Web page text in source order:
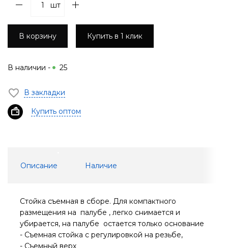
шт
В корзину Купить в 1 клик
В наличии - 25
В закладки
Купить оптом
Описание Наличие
Стойка съемная в сборе. Для компактного
размещения на палубе , легко снимается и
убирается, на палубе остается только основание
- Съемная стойка с регулировкой на резьбе,
- Съемный верх